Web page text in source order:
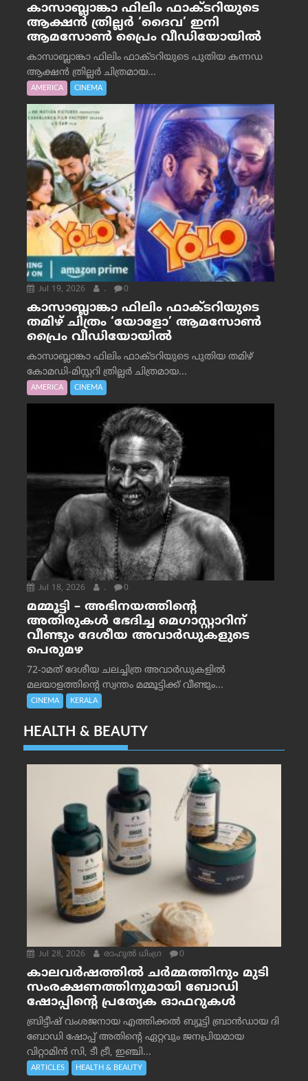
കാസാബ്ലാങ്കാ ഫിലിം ഫാക്ടറിയുടെ
ആക്ഷൻ ത്രില്ലർ ‘ദൈവ’ ഇനി
ആമസോൺ പ്രൈം വീഡിയോയിൽ
കാസാബ്ലാങ്കാ ഫിലിം ഫാക്ടറിയുടെ പുതിയ കന്നഡ
ആക്ഷൻ ത്രില്ലർ ചിത്രമായ...
AMERICA CINEMA
Jul 19, 2026 . 0
കാസാബ്ലാങ്കാ ഫിലിം ഫാക്ടറിയുടെ
തമിഴ് ചിത്രം ‘യോളോ’ ആമസോൺ
പ്രൈം വീഡിയോയിൽ
കാസാബ്ലാങ്കാ ഫിലിം ഫാക്ടറിയുടെ പുതിയ തമിഴ്
കോമഡി-മിസ്റ്ററി ത്രില്ലർ ചിത്രമായ...
AMERICA CINEMA
Jul 18, 2026 . 0
മമ്മൂട്ടി – അഭിനയത്തിന്റെ
അതിരുകൾ ഭേദിച്ച മെഗാസ്റ്റാറിന്
വീണ്ടും ദേശീയ അവാർഡുകളുടെ
പെരുമഴ
72-ാമത് ദേശീയ ചലച്ചിത്ര അവാര്‍ഡുകളില്‍
മലയാളത്തിന്റെ സ്വന്തം മമ്മൂട്ടിക്ക് വീണ്ടും...
CINEMA KERALA
HEALTH & BEAUTY
Jul 28, 2026 രാഹുല്‍ ധിംഗ്ര 0
കാലവർഷത്തിൽ ചർമ്മത്തിനും മുടി
സംരക്ഷണത്തിനുമായി ബോഡി
ഷോപ്പിന്റെ പ്രത്യേക ഓഫറുകൾ
ബ്രിട്ടീഷ് വംശജനായ എത്തിക്കൽ ബ്യൂട്ടി ബ്രാൻഡായ ദി
ബോഡി ഷോപ്പ് അതിന്റെ ഏറ്റവും ജനപ്രിയമായ
വിറ്റാമിൻ സി, ടീ ട്രീ, ഇഞ്ചി...
ARTICLES HEALTH & BEAUTY